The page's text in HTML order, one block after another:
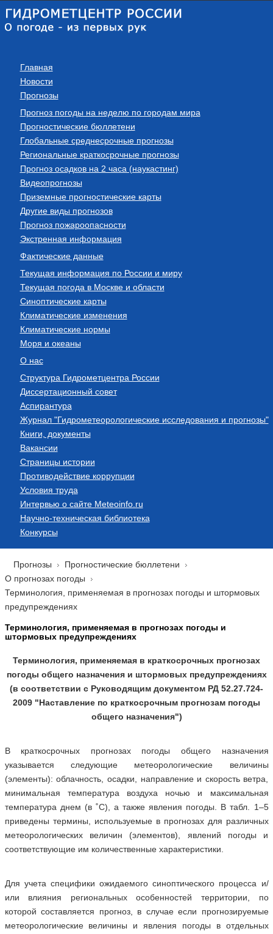
Главная
Новости
Прогнозы
Прогноз погоды на неделю по городам мира
Прогностические бюллетени
Глобальные среднесрочные прогнозы
Региональные краткосрочные прогнозы
Прогноз осадков на 2 часа (наукастинг)
Видеопрогнозы
Приземные прогностические карты
Другие виды прогнозов
Прогноз пожароопасности
Экстренная информация
Фактические данные
Текущая информация по России и миру
Текущая погода в Москве и области
Синоптические карты
Климатические изменения
Климатические нормы
Моря и океаны
О нас
Структура Гидрометцентра России
Диссертационный совет
Аспирантура
Журнал "Гидрометеорологические исследования и прогнозы"
Книги, документы
Вакансии
Страницы истории
Противодействие коррупции
Условия труда
Интервью о сайте Meteoinfo.ru
Научно-техническая библиотека
Конкурсы
Прогнозы
Прогностические бюллетени
О прогнозах погоды
Терминология, применяемая в прогнозах погоды и штормовых
предупреждениях
Терминология, применяемая в прогнозах погоды и
штормовых предупреждениях
Терминология, применяемая в краткосрочных прогнозах
погоды общего назначения и штормовых предупреждениях
(в соответствии с Руководящим документом РД 52.27.724-
2009 "Наставление по краткосрочным прогнозам погоды
общего назначения")
В краткосрочных прогнозах погоды общего назначения
указывается следующие метеорологические величины
(элементы): облачность, осадки, направление и скорость ветра,
минимальная температура воздуха ночью и максимальная
температура днем (в ˚С), а также явления погоды. В табл. 1–5
приведены термины, используемые в прогнозах для различных
метеорологических величин (элементов), явлений погоды и
соответствующие им количественные характеристики.
Для учета специфики ожидаемого синоптического процесса и/
или влияния региональных особенностей территории, по
которой составляется прогноз, в случае если прогнозируемые
метеорологические величины и явления погоды в отдельных